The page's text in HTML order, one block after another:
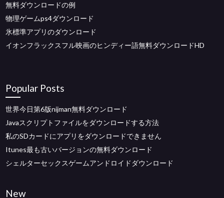
無料ダウンロードの例
物理ゲームps4ダウンロード
氷標準アプリのダウンロード
イオンフラックスフル映画のヒンディー語無料ダウンロードHD
Popular Posts
世界今日第6版nijman無料ダウンロード
Javaスクリプトファイルをダウンロードする方法
私のSDカードにアプリをダウンロードできません
Itunes最も古いバージョンの無料ダウンロード
シェルターセックスゲームアンドロイドダウンロード
New